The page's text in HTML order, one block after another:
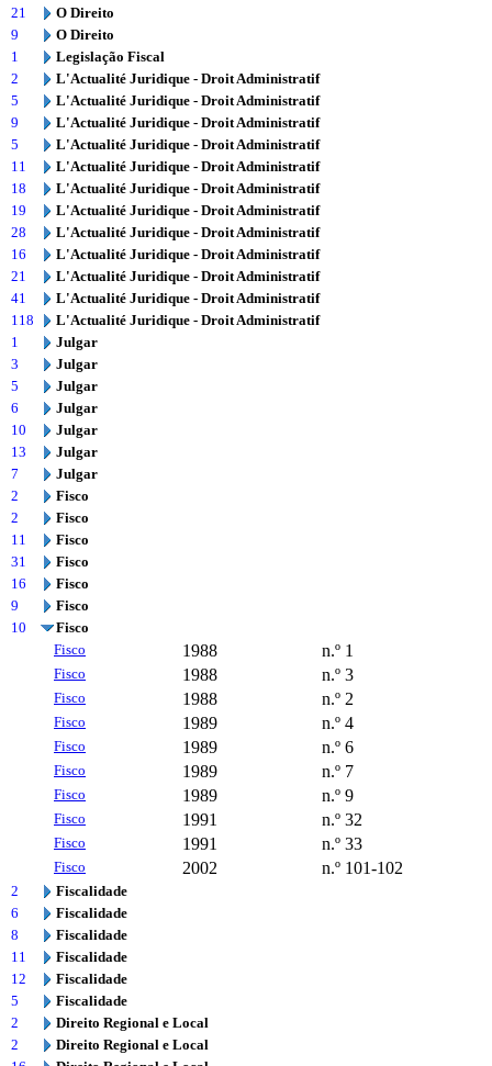
21
O Direito
9
O Direito
1
Legislação Fiscal
2
L'Actualité Juridique - Droit Administratif
5
L'Actualité Juridique - Droit Administratif
9
L'Actualité Juridique - Droit Administratif
5
L'Actualité Juridique - Droit Administratif
11
L'Actualité Juridique - Droit Administratif
18
L'Actualité Juridique - Droit Administratif
19
L'Actualité Juridique - Droit Administratif
28
L'Actualité Juridique - Droit Administratif
16
L'Actualité Juridique - Droit Administratif
21
L'Actualité Juridique - Droit Administratif
41
L'Actualité Juridique - Droit Administratif
118
L'Actualité Juridique - Droit Administratif
1
Julgar
3
Julgar
5
Julgar
6
Julgar
10
Julgar
13
Julgar
7
Julgar
2
Fisco
2
Fisco
11
Fisco
31
Fisco
16
Fisco
9
Fisco
10
Fisco
Fisco
1988 n.º 1
Fisco 1988 n.º 3
Fisco 1988 n.º 2
Fisco 1989 n.º 4
Fisco 1989 n.º 6
Fisco 1989 n.º 7
Fisco 1989 n.º 9
Fisco 1991 n.º 32
Fisco 1991 n.º 33
Fisco 2002 n.º 101-102
2
Fiscalidade
6
Fiscalidade
8
Fiscalidade
11
Fiscalidade
12
Fiscalidade
5
Fiscalidade
2
Direito Regional e Local
2
Direito Regional e Local